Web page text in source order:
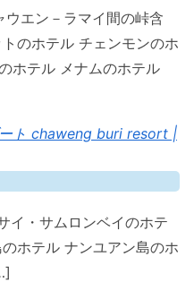
エン－ラマイ間の峠含
のホテル チェンモンのホ
ホテル メナムのホテル
ト chaweng buri resort |
イ・サムロンベイのホテ
ホテル ナンユアン島のホ